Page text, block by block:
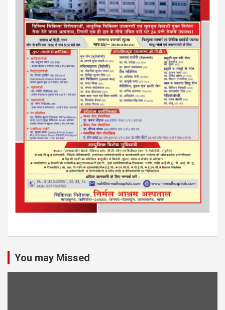
You may Missed